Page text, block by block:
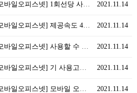
2021.11.14
오피스넷] 1회선당 사용가능…
2021.11.14
일오피스넷] 제공속도 400K…
2021.11.14
오피스넷] 사용할 수 있는 …
2021.11.14
피스넷] 기 사용고객입니다…
2021.11.14
오피스넷] 모바일 오피스넷 …